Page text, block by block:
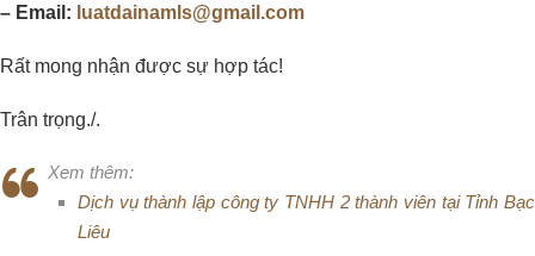
– Email: luatdainamls@gmail.com
Rất mong nhận được sự hợp tác!
Trân trọng./.
Xem thêm:
Dịch vụ thành lập công ty TNHH 2 thành viên tại Tỉnh Bạc
Liêu